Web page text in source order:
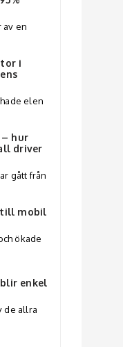
av en
i
elen
– hur
driver
gått från
till mobil
ökade
enkel
de allra